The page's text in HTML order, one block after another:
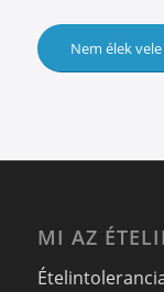
Nem élek
MI AZ